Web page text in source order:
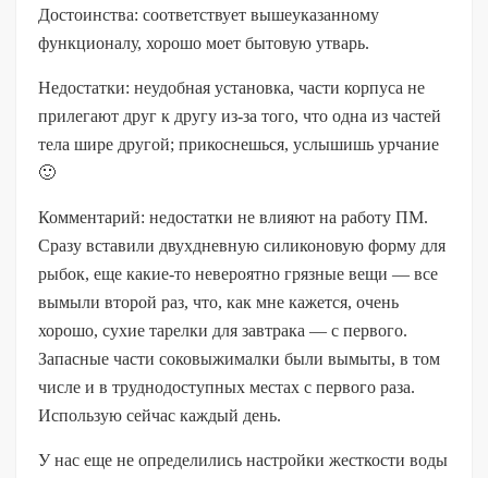
Достоинства: соответствует вышеуказанному
функционалу, хорошо моет бытовую утварь.
Недостатки: неудобная установка, части корпуса не
прилегают друг к другу из-за того, что одна из частей
тела шире другой; прикоснешься, услышишь урчание
🙂
Комментарий: недостатки не влияют на работу ПМ.
Сразу вставили двухдневную силиконовую форму для
рыбок, еще какие-то невероятно грязные вещи — все
вымыли второй раз, что, как мне кажется, очень
хорошо, сухие тарелки для завтрака — с первого.
Запасные части соковыжималки были вымыты, в том
числе и в труднодоступных местах с первого раза.
Использую сейчас каждый день.
У нас еще не определились настройки жесткости воды